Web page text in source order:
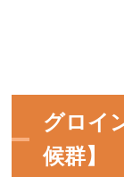
グロイ
候群】